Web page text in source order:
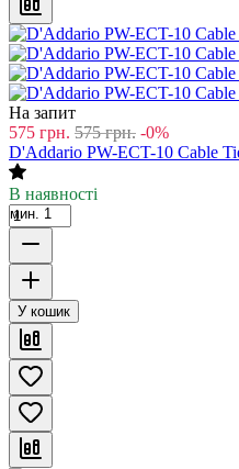
На запит
575 грн. 575 грн. -0%
D'Addario PW-ECT-10 Cable
В наявності
мин. 1
У кошик